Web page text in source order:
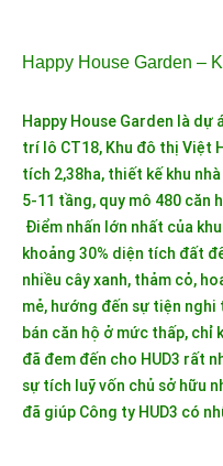
Happy House Garden –
Happy House Garden là dự
trí lô CT18, Khu đô thị Việt
tích 2,38ha, thiết kế khu
5-11 tầng, quy mô 480 căn
Điểm nhấn lớn nhất của
khoảng 30% diện tích đất
nhiều cây xanh, thảm cỏ,
mẻ, hướng đến sự tiện
bán căn hộ ở mức thấp,
đã đem đến cho HUD3 rất
sự tích luỹ vốn chủ sở hữu
đã giúp Công ty HUD3 có